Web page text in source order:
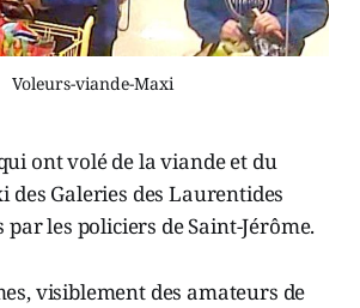
Voleurs-viande-Maxi
ont volé de la viande et du
des Galeries des Laurentides
les policiers de Saint-Jérôme.
visiblement des amateurs de